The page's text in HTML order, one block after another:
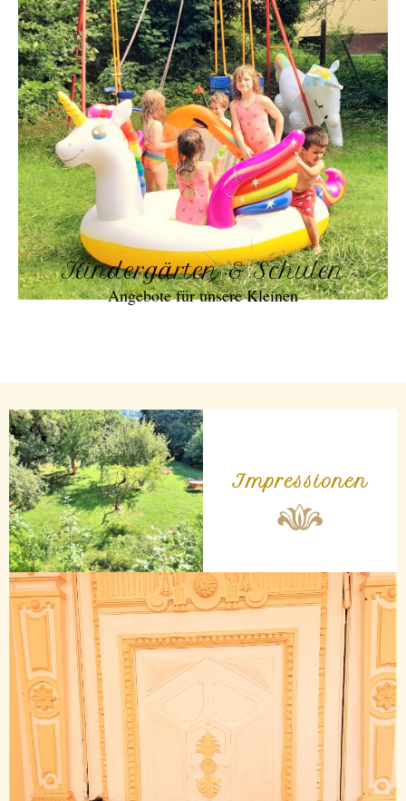
Kindergärten & Schulen
Angebote für unsere Kleinen
Impressionen